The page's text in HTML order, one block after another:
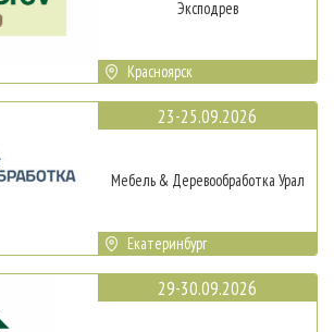
Эксподрев
Красноярск
23-25.09.2026
Мебель & Деревообработка Урал
Екатеринбург
29-30.09.2026